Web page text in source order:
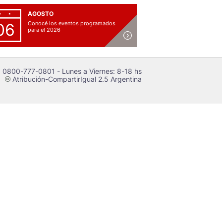
AGOSTO
Conocé los eventos programados
para el 2026
0800-777-0801 - Lunes a Viernes: 8-18 hs
cAtribución-CompartirIgual 2.5 Argentina